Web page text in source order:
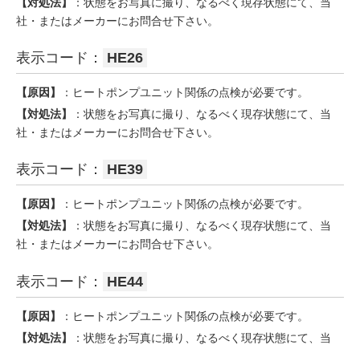
社・またはメーカーにお問合せ下さい。
表示コード： HE26
【原因】
：ヒートポンプユニット関係の点検が必要です。
【対処法】
：状態をお写真に撮り、なるべく現存状態にて、当
社・またはメーカーにお問合せ下さい。
表示コード： HE39
【原因】
：ヒートポンプユニット関係の点検が必要です。
【対処法】
：状態をお写真に撮り、なるべく現存状態にて、当
社・またはメーカーにお問合せ下さい。
表示コード： HE44
【原因】
：ヒートポンプユニット関係の点検が必要です。
【対処法】
：状態をお写真に撮り、なるべく現存状態にて、当